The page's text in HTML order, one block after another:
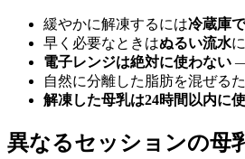
緩やかに解凍するには冷蔵庫
早く必要なときはぬるい流水
電子レンジは絶対に使わない
自然に分離した脂肪を混ぜる
解凍した母乳は24時間以内に
異なるセッションの母